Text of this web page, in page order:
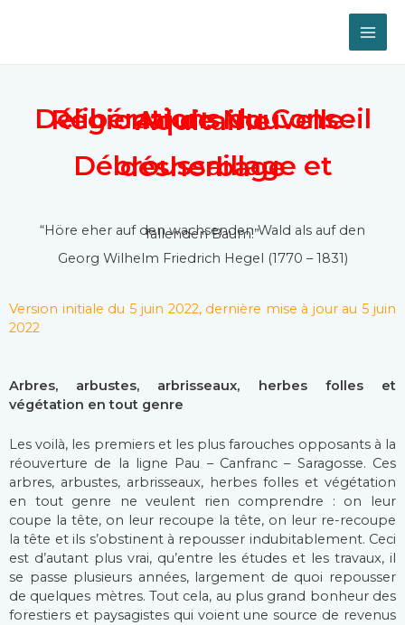
Délibérations du Conseil Régional de Nouvelle-Aquitaine
Débroussaillage et désherbage
“Höre eher auf den wachsenden Wald als auf den
fallenden Baum!”
Georg Wilhelm Friedrich Hegel (1770 – 1831)
Version initiale du 5 juin 2022, dernière mise à jour au 5 juin
2022
Arbres, arbustes, arbrisseaux, herbes folles et
végétation en tout genre
Les voilà, les premiers et les plus farouches opposants à la
réouverture de la ligne Pau – Canfranc – Saragosse. Ces
arbres, arbustes, arbrisseaux, herbes folles et végétation
en tout genre ne veulent rien comprendre : on leur
coupe la tête, on leur recoupe la tête, on leur re-recoupe
la tête et ils s’obstinent à repousser indubitablement. Ceci
est d’autant plus vrai, qu’entre les études et les travaux, il
se passe plusieurs années, largement de quoi repousser
de quelques mètres. Tout cela, au plus grand bonheur des
forestiers et paysagistes qui voient une source de revenus